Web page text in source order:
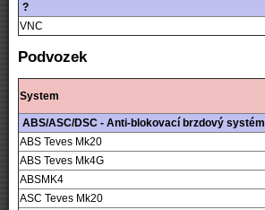
?
VNC
Podvozek
System
ABS/ASC/DSC - Anti-blokovací brzdový systém
ABS Teves Mk20
ABS Teves Mk4G
ABSMK4
ASC Teves Mk20